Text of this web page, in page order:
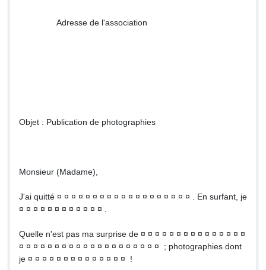
Adresse de l'association
Objet : Publication de photographies
Monsieur (Madame),
J'ai quitté ¤ ¤ ¤ ¤ ¤ ¤ ¤ ¤ ¤ ¤ ¤ ¤ ¤ ¤ ¤ ¤ ¤ ¤ ¤ . En surfant, je
¤ ¤ ¤ ¤ ¤ ¤ ¤ ¤ ¤ ¤ ¤ ¤ .
Quelle n'est pas ma surprise de ¤ ¤ ¤ ¤ ¤ ¤ ¤ ¤ ¤ ¤ ¤ ¤ ¤ ¤ ¤
¤ ¤ ¤ ¤ ¤ ¤ ¤ ¤ ¤ ¤ ¤ ¤ ¤ ¤ ¤ ¤ ¤ ¤ ¤ ¤ ; photographies dont
je ¤ ¤ ¤ ¤ ¤ ¤ ¤ ¤ ¤ ¤ ¤ ¤ ¤ ¤ !